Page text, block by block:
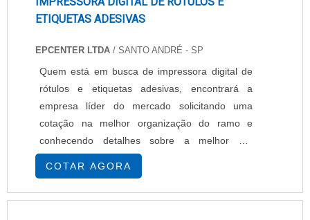
ETIQUETAS ADESIVAS
EPCENTER LTDA / SANTO ANDRÉ - SP
Quem está em busca de impressora digital de
rótulos e etiquetas adesivas, encontrará a
empresa líder do mercado solicitando uma
cotação na melhor organização do ramo e
conhecendo detalhes sobre a melhor em
qualidade e custo-benefício.MAIS SOBRE A
IMPRESSORA DIGITAL DE RÓTULOS E
ETIQUETAS ADESIVASQuem quer encontrar
COTAR AGORA